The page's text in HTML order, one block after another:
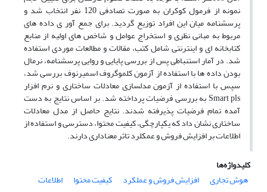
نمونه از فرمول کوکران به صورت تصادفی 120 نفر انتخاب شد و
پرسشنامه میان این افراد توزیع گردید. برای جمع آور ی داده های
مربوط به مبانی نظری و استخراج عوامل و شاخص های اولیه از منابع
کتابخانه ای و اینترنتی شامل کتب، مقالات و مطالعات موردی استفاده
شد. در آمار استنباطی پس از بررسی پایایی و روایی پرسشنامه، نرمال
بودن داده ها با استفاده از آزمون کلموگروف اسمیرنوف بررسی شد،
سپس با استفاده از آزمون مدلسازی معادلات ساختاری و نرم افزار
Smart pls به بررسی فرضیات پرداخته شد. بر اساس نتایج به دست
آمده تمام فرضیات پذیرفته شدند. نتایج حاصل از مدل معادلات
ساختاری نشان داد که یکپارچگی، کیفیت محتوا، دسترسی و استفاده از
اطلاعات بر افزایش فروش و عمکلرد تاثر معناداری دارند.
کلیدواژه‌ها
هوش تجاری
افزایش فروش و عملکرد کیفیت محتوا اطلاعات